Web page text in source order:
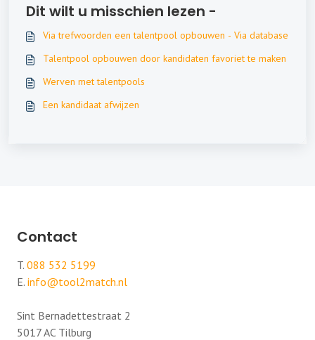
Dit wilt u misschien lezen -
Via trefwoorden een talentpool opbouwen - Via database
Talentpool opbouwen door kandidaten favoriet te maken
Werven met talentpools
Een kandidaat afwijzen
Contact
T. 088 532 5199
E. info@tool2match.nl
Sint Bernadettestraat 2
5017 AC Tilburg